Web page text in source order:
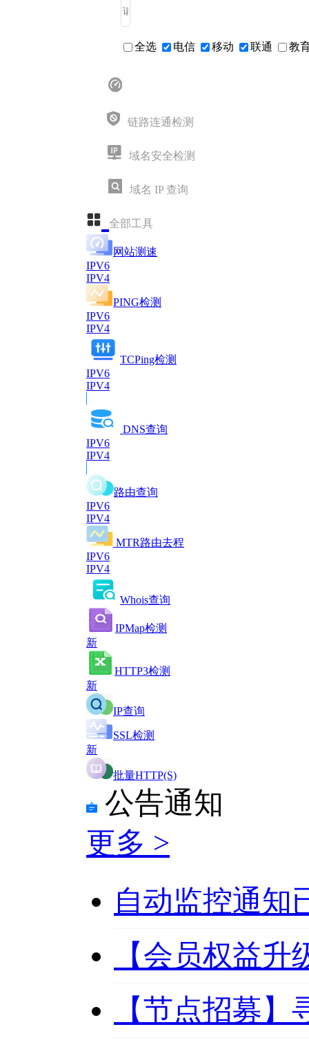
全选 电信 移动 联通 教
链路连通检测
域名安全检测
域名 IP 查询
全部工具
网站测速
IPV6
IPV4
PING检测
IPV6
IPV4
TCPing检测
IPV6
IPV4
DNS查询
IPV6
IPV4
路由查询
IPV6
IPV4
MTR路由去程
IPV6
IPV4
Whois查询
IPMap检测
新
HTTP3检测
新
IP查询
SSL检测
新
批量HTTP(S)
公告通知
更多 >
自动监控通知
【会员权益
【节点招募